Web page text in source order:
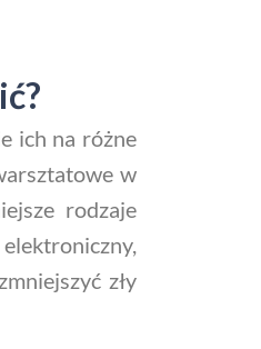
ich na różne
w
rodzaje
zły